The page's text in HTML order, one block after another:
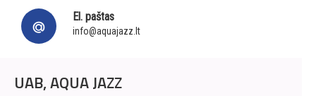
El. paštas
info@aquajazz.lt
UAB, AQUA JAZZ